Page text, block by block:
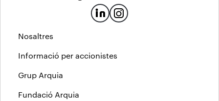
Nosaltres
Informació per accionistes
Grup Arquia
Fundació Arquia